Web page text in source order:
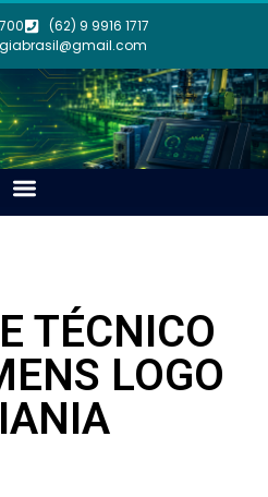
(62) 9 9916 1717
TÉCNICO
LOGO